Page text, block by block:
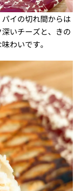
イの切れ間からは
いチーズと、きの
わいです。